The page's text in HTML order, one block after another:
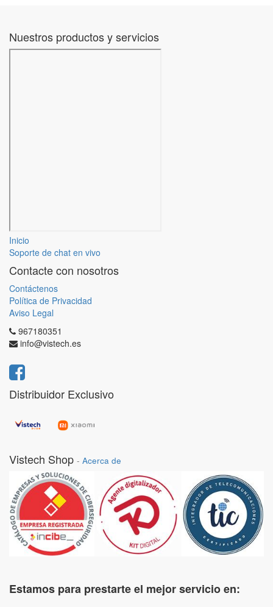
Nuestros productos y servicios
Inicio
Soporte de chat en vivo
Contacte con nosotros
Contáctenos
Política de Privacidad
Aviso Legal
967180351
info@vistech.es
Distribuidor Exclusivo
Vistech Shop - Acerca de
Estamos para prestarte el mejor servicio en: